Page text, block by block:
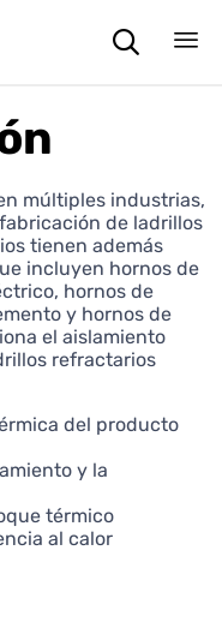

múltiples industrias,
de ladrillos
tienen además
incluyen hornos de
hornos de
y hornos de
el aislamiento
refractarios
del producto
y la
térmico
al calor